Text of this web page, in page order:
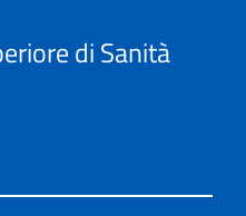
di Sanità